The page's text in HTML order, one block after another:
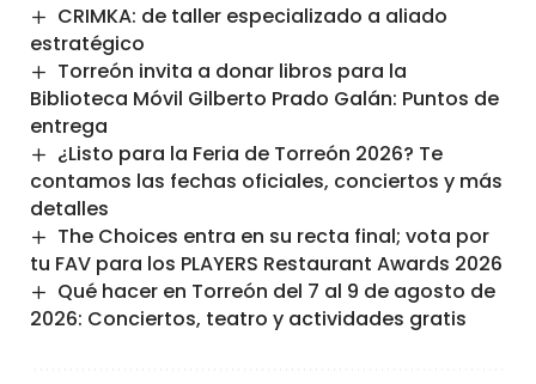
CRIMKA: de taller especializado a aliado
estratégico
Torreón invita a donar libros para la
Biblioteca Móvil Gilberto Prado Galán: Puntos de
entrega
¿Listo para la Feria de Torreón 2026? Te
contamos las fechas oficiales, conciertos y más
detalles
The Choices entra en su recta final; vota por
tu FAV para los PLAYERS Restaurant Awards 2026
Qué hacer en Torreón del 7 al 9 de agosto de
2026: Conciertos, teatro y actividades gratis